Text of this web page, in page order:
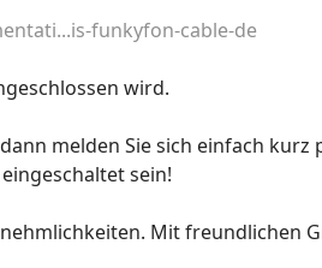
funkyfon-cable-de
wird.
melden Sie sich einfach
sein!
Mit freundlichen